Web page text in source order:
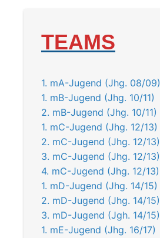
TEAMS
1. mA-Jugend (Jhg. 08/09)
1. mB-Jugend (Jhg. 10/11)
2. mB-Jugend (Jhg. 10/11)
1. mC-Jugend (Jhg. 12/13)
2. mC-Jugend (Jhg. 12/13)
3. mC-Jugend (Jhg. 12/13)
4. mC-Jugend (Jhg. 12/13)
1. mD-Jugend (Jhg. 14/15)
2. mD-Jugend (Jhg. 14/15)
3. mD-Jugend (Jgh. 14/15)
1. mE-Jugend (Jhg. 16/17)